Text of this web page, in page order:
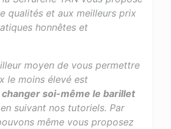
qualités et aux meilleurs prix
honnêtes et
moyen de vous permettre
le moins élevé est
changer soi-même le barillet
en suivant nos tutoriels. Par
même vous proposez